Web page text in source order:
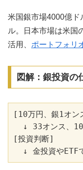
米国銀市場4000億ド
ル。日本市場は米国
活用、 ポートフォリ
図解：銀投資の
[10万円、銀1オン
↓ 33オンス、
[投資判断]